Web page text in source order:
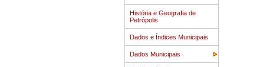
História e Geografia de
Petrópolis
Dados e Índices Municipais
Dados Municipais